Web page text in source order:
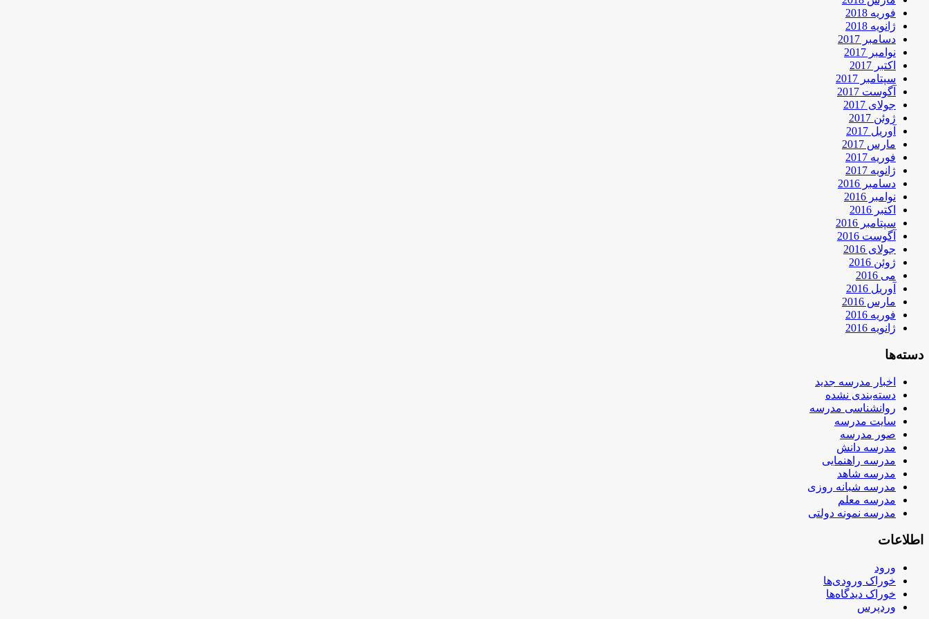
فوریه 2018
ژانویه 2018
دسامبر 2017
نوامبر 2017
اکتبر 2017
سپتامبر 2017
آگوست 2017
جولای 2017
ژوئن 2017
آوریل 2017
مارس 2017
فوریه 2017
ژانویه 2017
دسامبر 2016
نوامبر 2016
اکتبر 2016
سپتامبر 2016
آگوست 2016
جولای 2016
ژوئن 2016
می 2016
آوریل 2016
مارس 2016
فوریه 2016
ژانویه 2016
دسته‌ها
اخبار مدرسه جدید
دسته‌بندی نشده
روانشناسی مدرسه
سایت مدرسه
صور مدرسه
مدرسه دانش
مدرسه راهنمایی
مدرسه شاهد
مدرسه شبانه روزی
مدرسه معلم
مدرسه نمونه دولتی
اطلاعات
ورود
خوراک ورودی‌ها
خوراک دیدگاه‌ها
وردپرس